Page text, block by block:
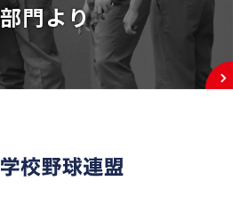
門より